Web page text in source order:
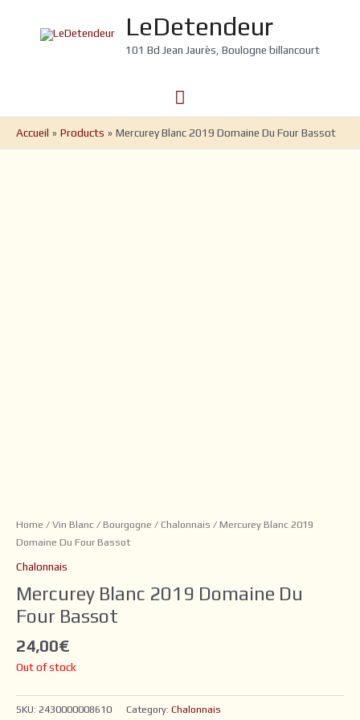
LeDetendeur
101 Bd Jean Jaurès, Boulogne billancourt
Menu
principal
Accueil Products Mercurey Blanc 2019 Domaine Du Four Bassot
Home / Vin Blanc / Bourgogne / Chalonnais / Mercurey Blanc 2019
Domaine Du Four Bassot
Chalonnais
Mercurey Blanc 2019 Domaine Du
Four Bassot
24,00€
Out of stock
SKU: 2430000008610 Category: Chalonnais